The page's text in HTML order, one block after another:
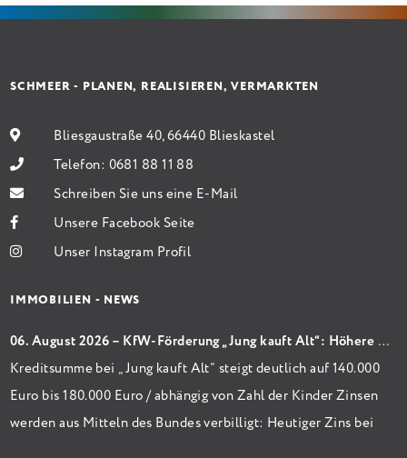
Sanierung in Einzelmaßnahmen […]
SCHMEER - PLANEN, REALISIEREN, VERMARKTEN
Bliesgaustraße 40, 66440 Blieskastel
Telefon: 0681 88 11 88
Schreiben Sie uns eine E-Mail
Unsere Facebook Seite
Unser Instagram Profil
IMMOBILIEN - NEWS
06. August 2026 – KfW-Förderung „Jung kauft Alt“: Höhere Kredite ab August 2026
Kreditsumme bei „Jung kauft Alt“ steigt deutlich auf 140.000
Euro bis 180.000 Euro / abhängig von Zahl der Kinder Zinsen
werden aus Mitteln des Bundes verbilligt: Heutiger Zins bei